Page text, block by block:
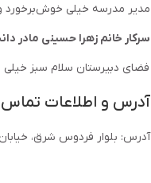
مدیر مدرسه خیلی خوش‌برخورد
سرکار خانم زهرا حسینی مادر
فضای دبیرستان سلام سبز خیلی
آدرس و اطلاعات
آدرس: بلوار فردوس شرق،